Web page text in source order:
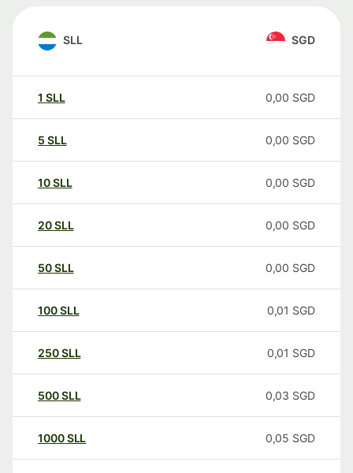
SLL SGD
1 SLL 0,00 SGD
5 SLL 0,00 SGD
10SLL 0,00 SGD
20SLL 0,00 SGD
50SLL 0,00 SGD
100SLL 0,01 SGD
250SLL 0,01 SGD
500SLL 0,03 SGD
1000SLL 0,05 SGD